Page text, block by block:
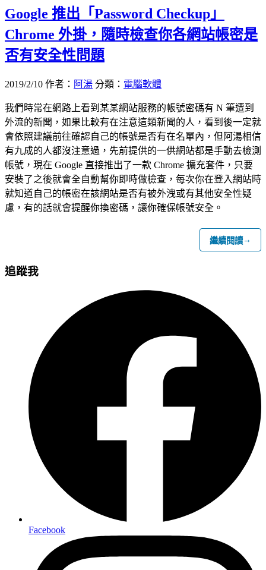
Google 推出「Password Checkup」
Chrome 外掛，隨時檢查你各網站帳密是
否有安全性問題
2019/2/10 作者： 阿湯 分類： 電腦軟體
我們時常在網路上看到某某網站服務的帳號密碼有 N 筆遭到
外流的新聞，如果比較有在注意這類新聞的人，看到後一定就
會依照建議前往確認自己的帳號是否有在名單內，但阿湯相信
有九成的人都沒注意過，先前提供的一供網站都是手動去檢測
帳號，現在 Google 直接推出了一款 Chrome 擴充套件，只要
安裝了之後就會全自動幫你即時做檢查，每次你在登入網站時
就知道自己的帳密在該網站是否有被外洩或有其他安全性疑
慮，有的話就會提醒你換密碼，讓你確保帳號安全。
繼續閱讀→
追蹤我
Facebook